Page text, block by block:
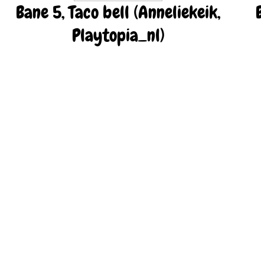
Bane 5, Taco bell (Anneliekeik,
Playtopia_nl)